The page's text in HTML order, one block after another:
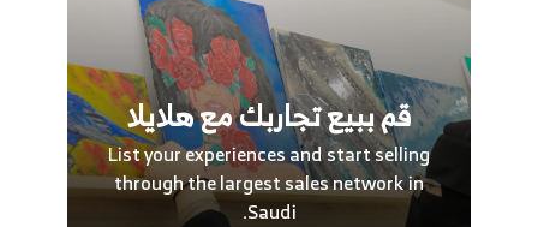
قم ببيع تجاربك مع هلايلا
List your experiences and start selling
through the largest sales network in
Saudi.